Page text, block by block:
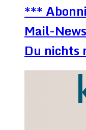
***
Mail-
Du nichts